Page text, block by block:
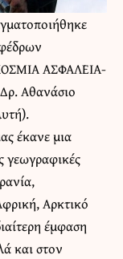
ΑΣΦΑΛΕΙΑ-
Αθανάσιο
έκανε μια
γεωγραφικές
Αρκτικό
έμφαση
και στον